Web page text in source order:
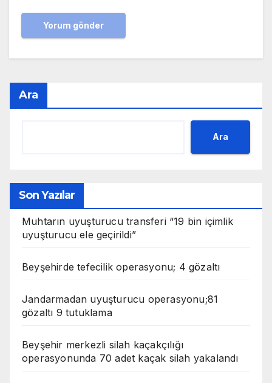
Ara
Ara
Son Yazılar
Muhtarın uyuşturucu transferi “19 bin içimlik
uyuşturucu ele geçirildi”
Beyşehirde tefecilik operasyonu; 4 gözaltı
Jandarmadan uyuşturucu operasyonu;81
gözaltı 9 tutuklama
Beyşehir merkezli silah kaçakçılığı
operasyonunda 70 adet kaçak silah yakalandı